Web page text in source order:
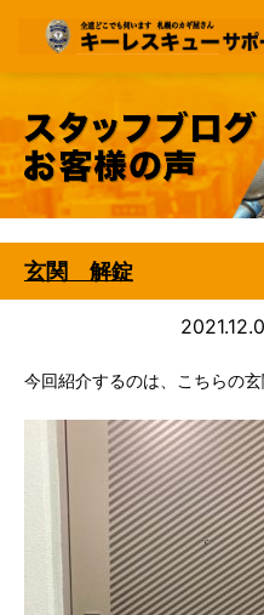
玄関 解錠
今回紹介するのは、こちらの玄